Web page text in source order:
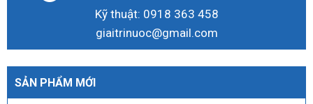
Kỹ thuật: 0918 363 458
giaitrinuoc@gmail.com
SẢN PHẨM MỚI